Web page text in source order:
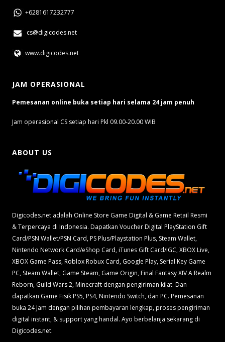
+6281617232777
cs@digicodes.net
www.digicodes.net
JAM OPERASIONAL
Pemesanan online buka setiap hari selama 24 jam penuh
Jam operasional CS setiap hari Pkl 09.00-20.00 WIB
ABOUT US
Digicodes.net adalah Online Store Game Digital & Game Retail Resmi
& Terpercaya di Indonesia. Dapatkan Voucher Digital PlayStation Gift
Card/PSN Wallet/PSN Card, PS Plus/Playstation Plus, Steam Wallet,
Nintendo Network Card/eShop Card, iTunes Gift Card/IGC, XBOX Live,
XBOX Game Pass, Roblox Robux Card, Google Play, Serial Key Game
PC, Steam Wallet, Game Steam, Game Origin, Final Fantasy XIV A Realm
Reborn, Guild Wars 2, Minecraft dengan pengiriman kilat. Dan
dapatkan Game Fisik PS5, PS4, Nintendo Switch, dan PC. Pemesanan
buka 24 Jam dengan pilihan pembayaran lengkap, proses pengiriman
digital instant, & support yang handal. Ayo berbelanja sekarang di
Digicodes.net.